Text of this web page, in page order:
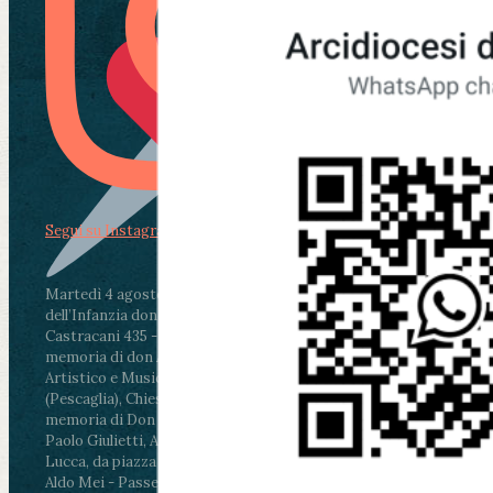
Martedì 4 agosto2026
ore 11:30 - Lucca, Scuola
dell’Infanzia don Aldo Mei - Viale Castruccio
Castracani 435 - Inaugurazione murales in
memoria di don Aldo Mei curato dal Liceo
Artistico e Musicale “Passaglia”
ore 18 - Fiano
(Pescaglia), Chiesa parrocchiale - Messa in
memoria di Don Aldo Mei celebrata da mons.
Paolo Giulietti, Arcivescovo di Lucca
ore 20.30 -
Lucca, da piazza San Michele al Cippo di don
Aldo Mei - Passeggiata della Memoria in alcuni
Segui su Instagram